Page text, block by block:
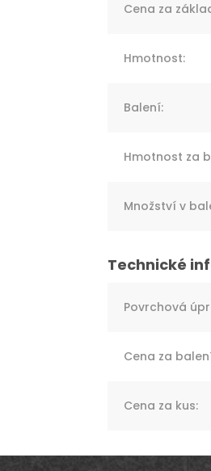
Cena za
Hmotnost:
Balení:
Hmotnost za
Množství v
Povrchová
Cena za
Cena za kus: